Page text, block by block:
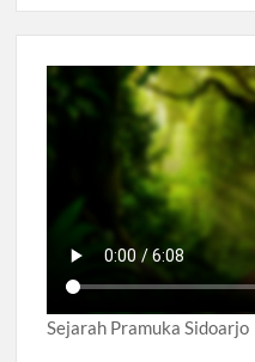
Sejarah Pramuka Sidoarjo